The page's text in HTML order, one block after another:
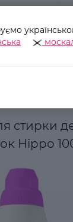
стирки
Hippo